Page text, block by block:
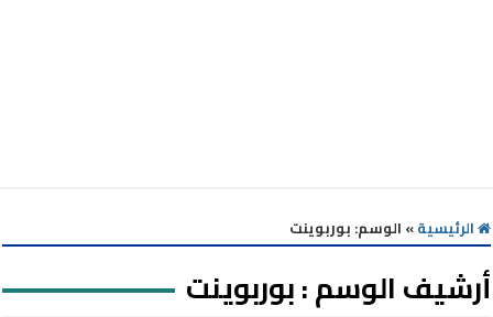
الرئيسية» الوسم: بوربوينت
أرشيف الوسم :بوربوينت